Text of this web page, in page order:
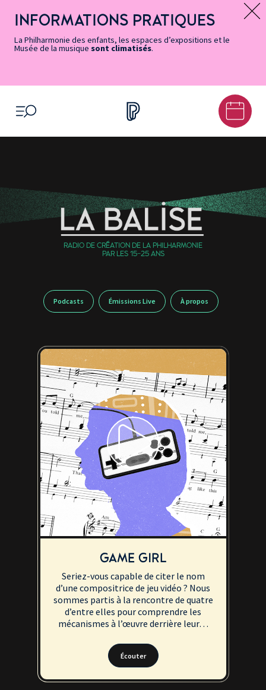
page
Accessibilité
accès
rapides
principal
contenu
principal
page
Message d’information
INFORMATIONS PRATIQUES
La Philharmonie des enfants, les espaces d’expositions et le
Musée de la musique sont climatisés.
OUVRIR LE MENU
RADIO DE CRÉATION DE LA PHILHARMONIE
PAR LES 15-25 ANS
Podcasts Émissions Live À propos
GAME GIRL
Seriez-vous capable de citer le nom
d’une compositrice de jeu vidéo ? Nous
sommes partis à la rencontre de quatre
d’entre elles pour comprendre les
mécanismes à l’œuvre derrière leur…
Écouter